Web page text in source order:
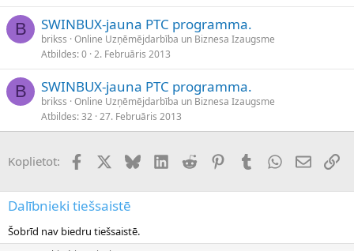
B SWINBUX-jauna PTC programma.
brikss Online Uzņēmējdarbība un Biznesa Izaugsme
Atbildes 0 2. Februāris 2013
B SWINBUX-jauna PTC programma.
brikss Online Uzņēmējdarbība un Biznesa Izaugsme
Atbildes 32 27. Februāris 2013
Koplietot: FacebookX (Twitter)
BlueskyLinkedInReddit PinterestTumblrWhatsApp
E-pasts
Dalībnieki tiešsaistē
Šobrīd nav biedru tiešsaistē.